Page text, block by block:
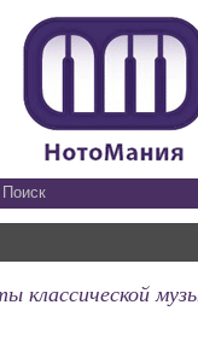
классической